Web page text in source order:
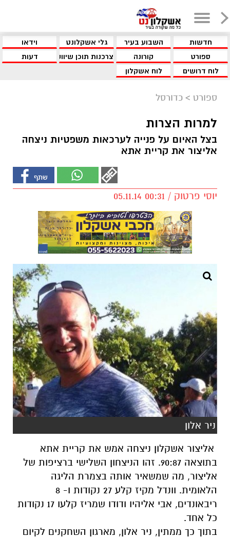
חדשות השבוע בעיר גלי אשקלונט
וידאו
ספורט
קורונה צרכנות תוכן שיווקי
דעות
לוח דרושים
לוח אשקלון
ספורט > כדורסל
למרות הצרות
בצל האיום על פנייה לערכאות משפטיות ניצחה
אליצור את קריית אתא
יוסי פרטוק / 00:31 05.11.14
ניר אלון
אליצור אשקלון ניצחה אמש את קריית אתא
בתוצאה 90:87. זהו הניצחון השלישי ברציפות של
אליצור, מה שמשאיר אותה בצמרת הליגה
הלאומית. וונדל מקיז קלע 27 נקודות ו- 8
ריבאונדים, אבי אליהיו ודודו שמריז קלעו 17 נקודות
כל אחד.
בתוך כך ממתין, ניר אלון, מארגון השחקנים לקיום